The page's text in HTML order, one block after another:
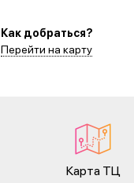
Как добраться?
Перейти на карту
Карта ТЦ